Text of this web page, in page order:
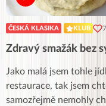
ČESKÁ KLASIKA KLUB
Zdravý smažák bez
Jako malá jsem tohle
restaurace, tak jsem
samozřejmě nemohly